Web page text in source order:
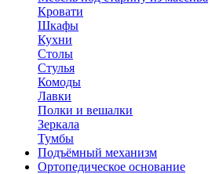
Кровати
Шкафы
Кухни
Столы
Стулья
Комоды
Лавки
Полки и вешалки
Зеркала
Тумбы
Подъёмный механизм
Ортопедическое основание